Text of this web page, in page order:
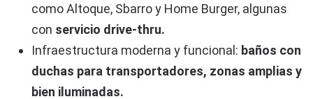
como Altoque, Sbarro y Home Burger, algunas
con servicio drive-thru.
Infraestructura moderna y funcional: baños con
duchas para transportadores, zonas amplias y
bien iluminadas.